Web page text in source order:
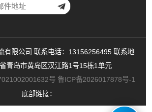
有限公司 联系电话：13156256495 联系地
青岛市黄岛区汉江路1号15栋1单元
号 鲁ICP备2026017878号-1
底部链接：